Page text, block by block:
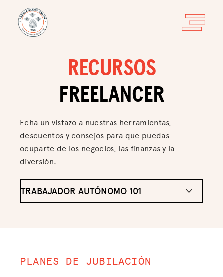
RECURSOS
FREELANCER
Echa un vistazo a nuestras herramientas,
descuentos y consejos para que puedas
ocuparte de los negocios, las finanzas y la
diversión.
PLANES DE JUBILACIÓN